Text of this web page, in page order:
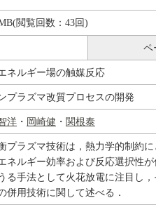
閲覧回数：43回)
ペ
ネルギー場の触媒反応
プラズマ改質プロセスの開発
洋 ・ 岡崎健 ・ 関根泰
プラズマ技術は，熱力学的制約
ネルギー効率および反応選択性
る手法として火花放電に注目し
併用技術に関して述べる．